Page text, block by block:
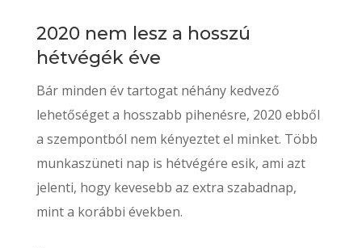
2020 nem lesz a hosszú
hétvégék éve
Bár minden év tartogat néhány kedvező
lehetőséget a hosszabb pihenésre, 2020 ebből
a szempontból nem kényeztet el minket. Több
munkaszüneti nap is hétvégére esik, ami azt
jelenti, hogy kevesebb az extra szabadnap,
mint a korábbi években.